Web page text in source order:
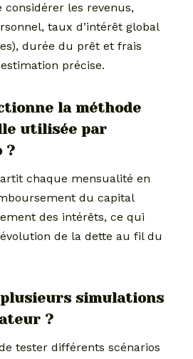
considérer les revenus,
taux d’intérêt global
durée du prêt et frais
précise.
la méthode
utilisée par
?
chaque mensualité en
du capital
des intérêts, ce qui
de la dette au fil du
simulations
?
tester différents scénarios